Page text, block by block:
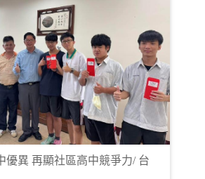
優異 再顯社區高中競爭力/ 台